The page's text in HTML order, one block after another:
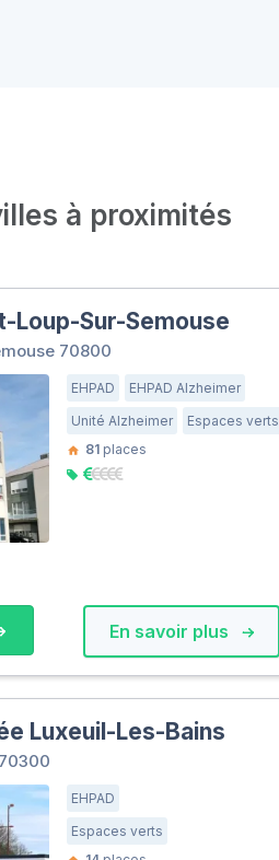
à proximités
Loup-Sur-Semouse
70800
EHPAD
EHPAD Alzheimer
Unité Alzheimer
Espaces verts
81 places
En savoir plus
Luxeuil-Les-Bains
EHPAD
Espaces verts